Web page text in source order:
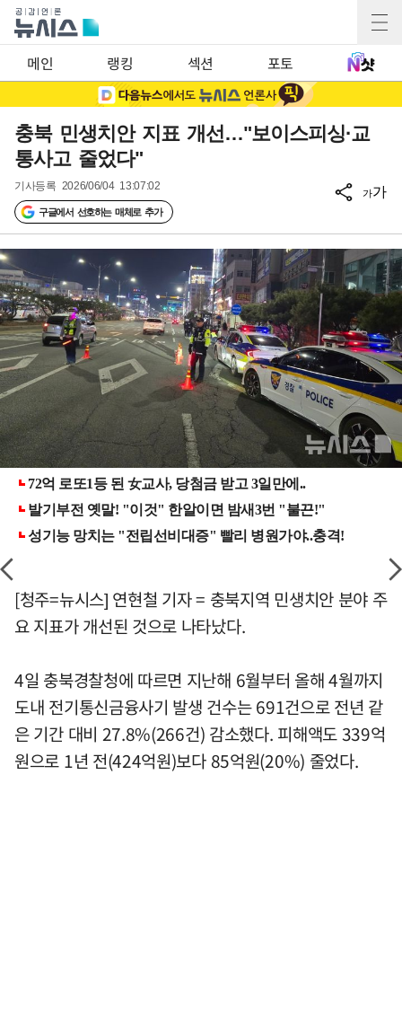
메인 랭킹 섹션 포토
충북 민생치안 지표 개선…"보이스피싱·교
통사고 줄었다"
기사등록 2026/06/04 13:07:02
구글에서 선호하는 매체로 추가
가가
[청주=뉴시스] 연현철 기자 = 충북지역 민생치안 분야 주
요 지표가 개선된 것으로 나타났다.
4일 충북경찰청에 따르면 지난해 6월부터 올해 4월까지
도내 전기통신금융사기 발생 건수는 691건으로 전년 같
은 기간 대비 27.8%(266건) 감소했다. 피해액도 339억
원으로 1년 전(424억원)보다 85억원(20%) 줄었다.